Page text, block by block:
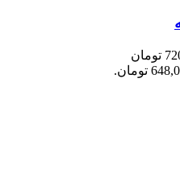
قیمت اصلی: 720,000 تومان